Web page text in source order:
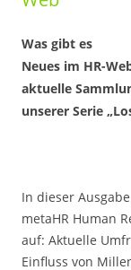
Was gibt es
Neues im HR-
aktuelle
unserer Serie
In dieser
metaHR Human
auf: Aktuelle
Einfluss von